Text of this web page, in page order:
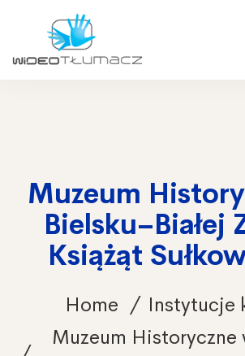
Muzeum
Bielsku–Białej
Książąt
Home
Instytucje
Muzeum Historyczne